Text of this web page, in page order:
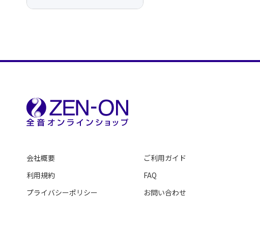
会社概要
利用規約
プライバシーポリシー
ご利用ガイド
FAQ
お問い合わせ